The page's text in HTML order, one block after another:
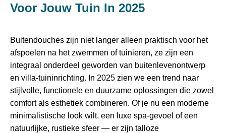
Voor Jouw Tuin In 2025
Buitendouches zijn niet langer alleen praktisch voor het
afspoelen na het zwemmen of tuinieren, ze zijn een
integraal onderdeel geworden van buitenlevenontwerp
en villa‑tuininrichting. In 2025 zien we een trend naar
stijlvolle, functionele en duurzame oplossingen die zowel
comfort als esthetiek combineren. Of je nu een moderne
minimalistische look wilt, een luxe spa‑gevoel of een
natuurlijke, rustieke sfeer — er zijn talloze